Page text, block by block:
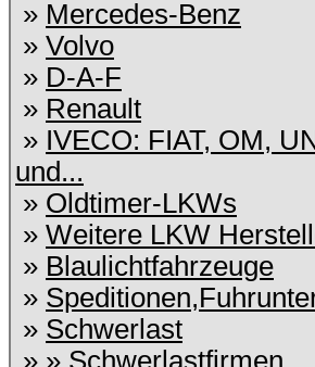
» Mercedes-Benz
» Volvo
» D-A-F
» Renault
» IVECO: FIAT, OM,
und...
» Oldtimer-LKWs
» Weitere LKW
» Blaulichtfahrzeuge
»
» Schwerlast
» » Schwerlastfirmen